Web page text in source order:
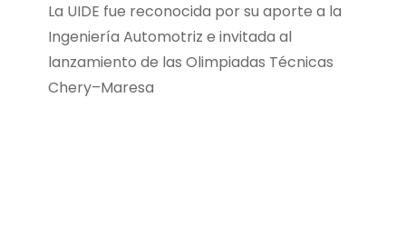
La UIDE fue reconocida por su aporte a la
Ingeniería Automotriz e invitada al
lanzamiento de las Olimpiadas Técnicas
Chery–Maresa